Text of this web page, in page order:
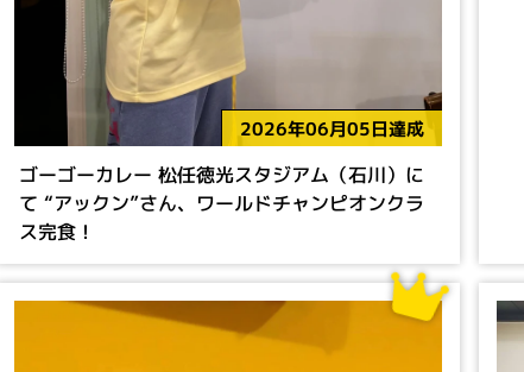
2026年06月05日達成
ゴーゴーカレー 松任徳光スタジアム（石川）に
て “アックン”さん、ワールドチャンピオンクラ
ス完食！